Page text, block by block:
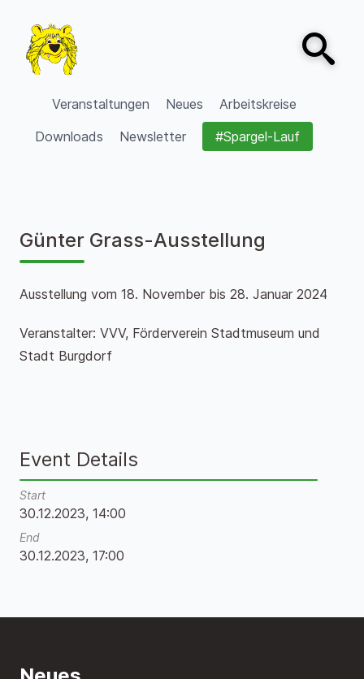
VVV Burgdorf
Veranstaltungen Neues
Arbeitskreise
Downloads
Newsletter #Spargel-Lauf
Open
Günter Grass-Ausstellung
Ausstellung vom 18. November bis 28. Januar 2024
Veranstalter: VVV, Förderverein Stadtmuseum und
Stadt Burgdorf
Event Details
Start
30.12.2023, 14:00
End
30.12.2023, 17:00